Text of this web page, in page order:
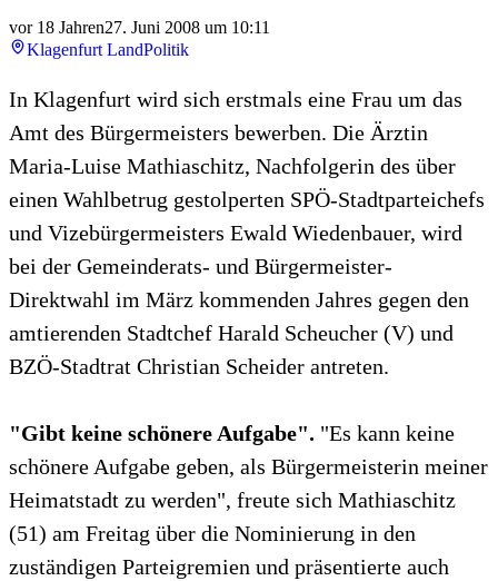
vor 18 Jahren27. Juni 2008 um 10:11
Klagenfurt LandPolitik
In Klagenfurt wird sich erstmals eine Frau um das
Amt des Bürgermeisters bewerben. Die Ärztin
Maria-Luise Mathiaschitz, Nachfolgerin des über
einen Wahlbetrug gestolperten SPÖ-Stadtparteichefs
und Vizebürgermeisters Ewald Wiedenbauer, wird
bei der Gemeinderats- und Bürgermeister-
Direktwahl im März kommenden Jahres gegen den
amtierenden Stadtchef Harald Scheucher (V) und
BZÖ-Stadtrat Christian Scheider antreten.
"Gibt keine schönere Aufgabe". "Es kann keine
schönere Aufgabe geben, als Bürgermeisterin meiner
Heimatstadt zu werden", freute sich Mathiaschitz
(51) am Freitag über die Nominierung in den
zuständigen Parteigremien und präsentierte auch